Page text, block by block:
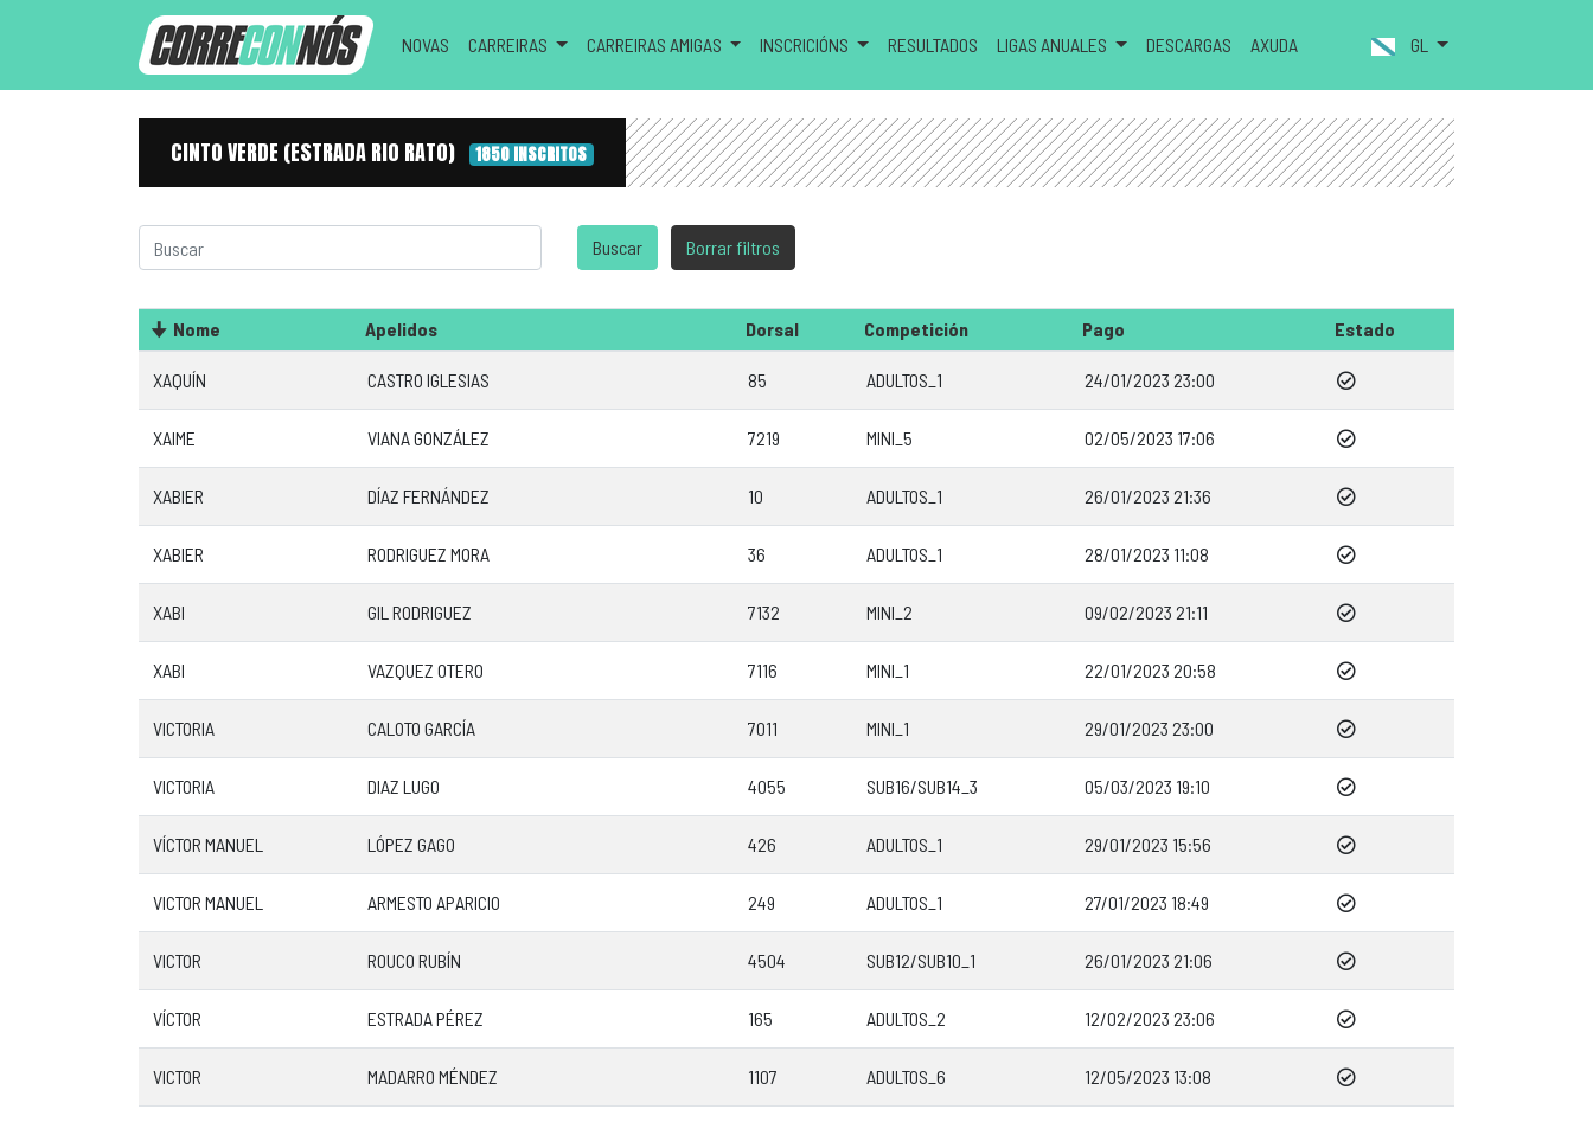
NOVAS CARREIRAS CARREIRAS AMIGAS INSCRICIÓNS RESULTADOS LIGAS ANUALES DESCARGAS AXUDA GL
CINTO VERDE (ESTRADA RIO RATO) 1850 INSCRITOS
Nome Apelidos Dorsal Competición Pago Estado
XAQUÍN CASTRO IGLESIAS 85 ADULTOS_1 24/01/2023 23:00
XAIME VIANA GONZÁLEZ 7219 MINI_5 02/05/2023 17:06
XABIER DÍAZ FERNÁNDEZ 10 ADULTOS_1 26/01/2023 21:36
XABIER RODRIGUEZ MORA 36 ADULTOS_1 28/01/2023 11:08
XABI GIL RODRIGUEZ 7132 MINI_2 09/02/2023 21:11
XABI VAZQUEZ OTERO 7116 MINI_1 22/01/2023 20:58
VICTORIA CALOTO GARCÍA 7011 MINI_1 29/01/2023 23:00
VICTORIA DIAZ LUGO 4055 SUB16/SUB14_3 05/03/2023 19:10
VÍCTOR MANUEL LÓPEZ GAGO 426 ADULTOS_1 29/01/2023 15:56
VICTOR MANUEL ARMESTO APARICIO 249 ADULTOS_1 27/01/2023 18:49
VICTOR ROUCO RUBÍN 4504 SUB12/SUB10_1 26/01/2023 21:06
VÍCTOR ESTRADA PÉREZ 165 ADULTOS_2 12/02/2023 23:06
VICTOR MADARRO MÉNDEZ 1107 ADULTOS_6 12/05/2023 13:08